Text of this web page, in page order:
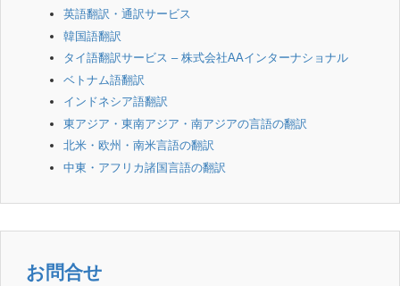
英語翻訳・通訳サービス
韓国語翻訳
タイ語翻訳サービス – 株式会社AAインターナショナル
ベトナム語翻訳
インドネシア語翻訳
東アジア・東南アジア・南アジアの言語の翻訳
北米・欧州・南米言語の翻訳
中東・アフリカ諸国言語の翻訳
お問合せ